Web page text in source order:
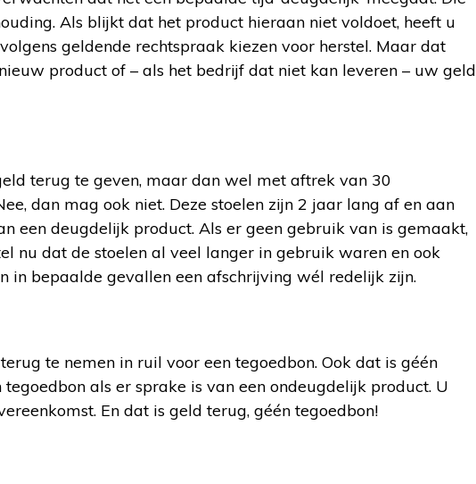
Als blijkt dat het product hieraan niet voldoet, heeft u
geldende rechtspraak kiezen voor herstel. Maar dat
product of – als het bedrijf dat niet kan leveren – uw geld
terug te geven, maar dan wel met aftrek van 30
dan mag ook niet. Deze stoelen zijn 2 jaar lang af en aan
een deugdelijk product. Als er geen gebruik van is gemaakt,
nu dat de stoelen al veel langer in gebruik waren en ook
bepaalde gevallen een afschrijving wél redelijk zijn.
te nemen in ruil voor een tegoedbon. Ook dat is géén
als er sprake is van een ondeugdelijk product. U
En dat is geld terug, géén tegoedbon!